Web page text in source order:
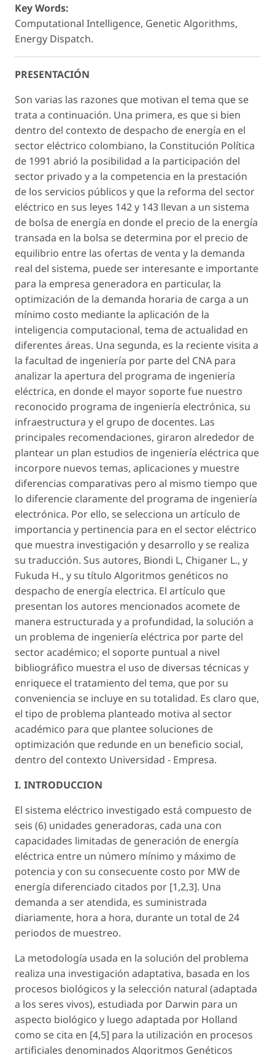
Key Words:
Computational Intelligence, Genetic Algorithms,
Energy Dispatch.
PRESENTACIÓN
Son varias las razones que motivan el tema que se
trata a continuación. Una primera, es que si bien
dentro del contexto de despacho de energía en el
sector eléctrico colombiano, la Constitución Política
de 1991 abrió la posibilidad a la participación del
sector privado y a la competencia en la prestación
de los servicios públicos y que la reforma del sector
eléctrico en sus leyes 142 y 143 llevan a un sistema
de bolsa de energía en donde el precio de la energía
transada en la bolsa se determina por el precio de
equilibrio entre las ofertas de venta y la demanda
real del sistema, puede ser interesante e importante
para la empresa generadora en particular, la
optimización de la demanda horaria de carga a un
mínimo costo mediante la aplicación de la
inteligencia computacional, tema de actualidad en
diferentes áreas. Una segunda, es la reciente visita a
la facultad de ingeniería por parte del CNA para
analizar la apertura del programa de ingeniería
eléctrica, en donde el mayor soporte fue nuestro
reconocido programa de ingeniería electrónica, su
infraestructura y el grupo de docentes. Las
principales recomendaciones, giraron alrededor de
plantear un plan estudios de ingeniería eléctrica que
incorpore nuevos temas, aplicaciones y muestre
diferencias comparativas pero al mismo tiempo que
lo diferencie claramente del programa de ingeniería
electrónica. Por ello, se selecciona un artículo de
importancia y pertinencia para en el sector eléctrico
que muestra investigación y desarrollo y se realiza
su traducción. Sus autores, Biondi L, Chiganer L., y
Fukuda H., y su título Algoritmos genéticos no
despacho de energía electrica. El artículo que
presentan los autores mencionados acomete de
manera estructurada y a profundidad, la solución a
un problema de ingeniería eléctrica por parte del
sector académico; el soporte puntual a nivel
bibliográfico muestra el uso de diversas técnicas y
enriquece el tratamiento del tema, que por su
conveniencia se incluye en su totalidad. Es claro que,
el tipo de problema planteado motiva al sector
académico para que plantee soluciones de
optimización que redunde en un beneficio social,
dentro del contexto Universidad - Empresa.
I. INTRODUCCION
El sistema eléctrico investigado está compuesto de
seis (6) unidades generadoras, cada una con
capacidades limitadas de generación de energía
eléctrica entre un número mínimo y máximo de
potencia y con su consecuente costo por MW de
energía diferenciado citados por [1,2,3]. Una
demanda a ser atendida, es suministrada
diariamente, hora a hora, durante un total de 24
periodos de muestreo.
La metodología usada en la solución del problema
realiza una investigación adaptativa, basada en los
procesos biológicos y la selección natural (adaptada
a los seres vivos), estudiada por Darwin para un
aspecto biológico y luego adaptada por Holland
como se cita en [4,5] para la utilización en procesos
artificiales denominados Algoritmos Genéticos